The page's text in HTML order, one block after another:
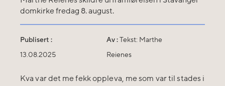
domkirke fredag 8. august.
Publisert :
13.08.2025
Av :Tekst: Marthe
Reienes
Kva var det me fekk oppleva, me som var til stades i